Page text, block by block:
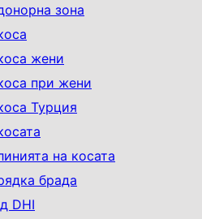
зона
жени
при жени
Турция
на косата
брада
DHI